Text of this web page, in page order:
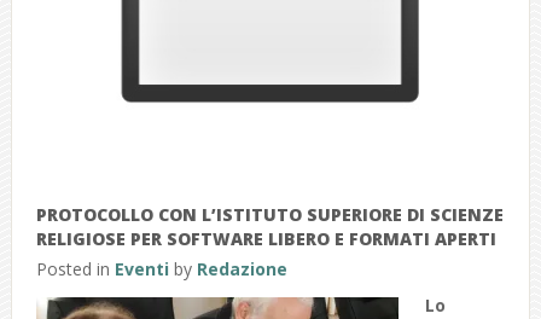
PROTOCOLLO CON L’ISTITUTO SUPERIORE DI SCIENZE
RELIGIOSE PER SOFTWARE LIBERO E FORMATI APERTI
Posted in Eventi by Redazione
Lo